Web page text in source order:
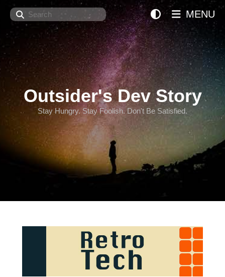
Search
Outsider's Dev Story
Stay Hungry. Stay Foolish. Don't Be Satisfied.
MENU